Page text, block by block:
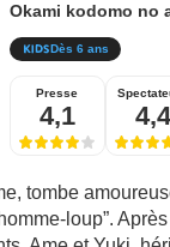
Okami kodomo no
Dès 6 ans
Presse
4,1 4,4
tombe
loup”.